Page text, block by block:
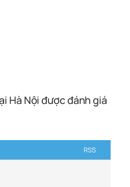
Hà Nội được đánh giá
RSS